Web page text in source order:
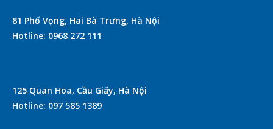
81 Phố Vọng, Hai Bà Trưng, Hà Nội
Hotline: 0968 272 111
125 Quan Hoa, Cầu Giấy, Hà Nội
Hotline: 097 585 1389